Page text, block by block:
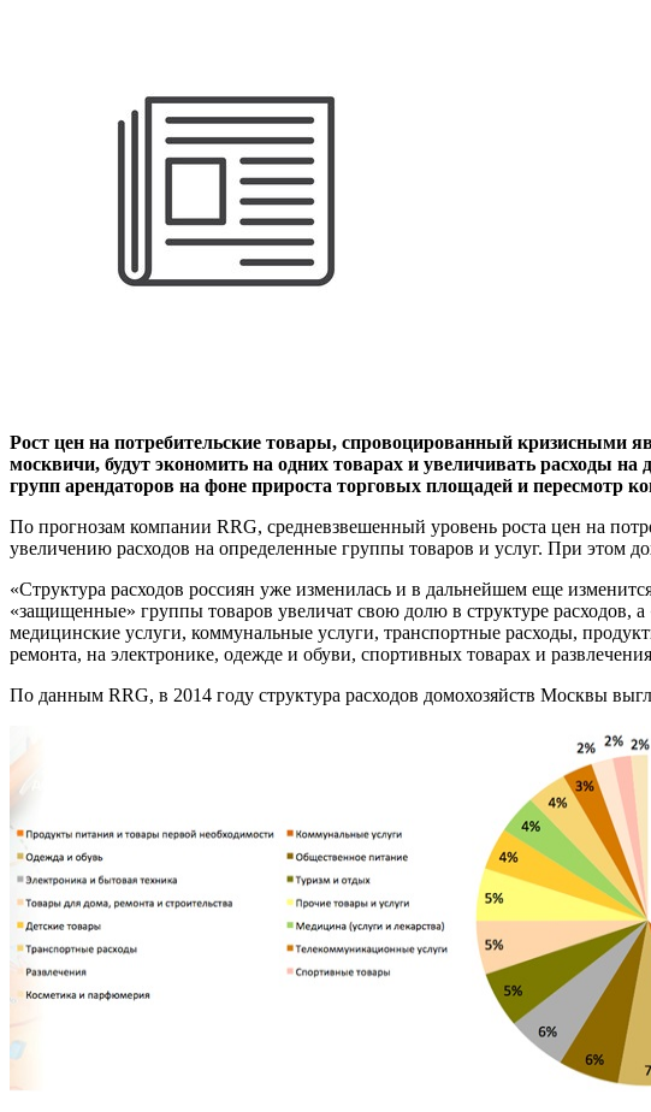
Рост цен на потребительские товары, спровоцированный кризисными
москвичи, будут экономить на одних товарах и увеличивать расходы
групп арендаторов на фоне прироста торговых площадей и пересмотр
По прогнозам компании RRG, средневзвешенный уровень роста цен на
увеличению расходов на определенные группы товаров и услуг. При этом
«Структура расходов россиян уже изменилась и в дальнейшем еще
«защищенные» группы товаров увеличат свою долю в структуре расходов,
медицинские услуги, коммунальные услуги, транспортные расходы,
ремонта, на электронике, одежде и обуви, спортивных товарах и
По данным RRG, в 2014 году структура расходов домохозяйств Москвы